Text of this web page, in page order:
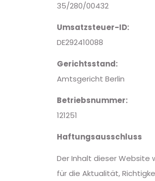
35/280/00432
Umsatzsteuer-ID:
DE292410088
Gerichtsstand:
Amtsgericht Berlin
Betriebsnummer:
121251
Haftungsausschluss
Der Inhalt dieser Website
für die Aktualität,